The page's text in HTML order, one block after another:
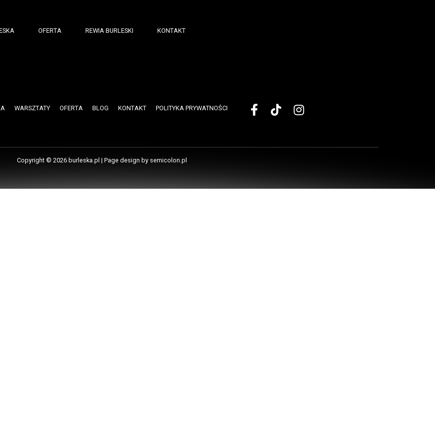
OFERTA REWIA BURLESKI KONTAKT
WARSZTATY OFERTA BLOG KONTAKT POLITYKA PRYWATNOŚCI
Copyright © 2026 burleska.pl | Page design by semicolon.pl